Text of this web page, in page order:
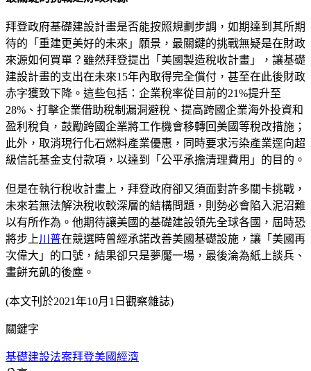
拜登政府基礎建設計畫是否能按照規劃步調，如期達到其所期
待的「重建更美好的未來」願景，最關鍵的挑戰無疑是在財政
來源如何買單？雖然拜登提出「美國製造稅收計畫」，讓基礎
建設計畫的支出在未來15年內取得完全償付，甚至在此後財政
赤字獲致下降。這些包括：企業稅率從目前的21%提升至
28%、打擊企業借助稅制漏洞避稅、提高跨國企業海外投資和
盈利稅負，鼓勵跨國企業將工作機會移轉回美國等稅改措施；
此外，取消現行化石燃料產業優惠，同時要求污染產業逕向超
級信託基金支付款項，以達到「公平承擔清理費用」的目的。
但是在執行稅收計畫上，拜登政府卻又須面對許多關卡挑戰，
未來若無法解決稅收較深層的結構問題，則勢必會陷入泥沼難
以有所作為。他期待讓美國的基礎建設領先全球各國，屆時恐
將步上川普在競選時曾經承諾改善美國基礎設施，讓「美國再
次偉大」的口號，結果卻只是夢魘一場，最後淪為紙上談兵、
畫餅充飢的後塵。
(本文刊於2021年10月1日觀察雜誌)
關鍵字
基礎建設法案拜登美國經濟